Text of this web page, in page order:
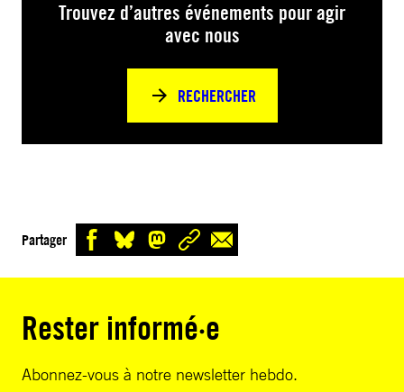
Trouvez d’autres événements pour agir
avec nous
RECHERCHER
Partager
Rester informé·e
Abonnez-vous à notre newsletter hebdo.